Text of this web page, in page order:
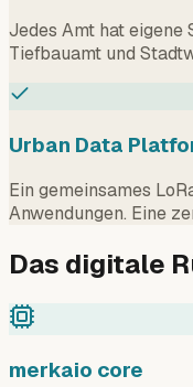
Jedes Amt hat eigene
Tiefbauamt und
Urban Data
Ein gemeinsames
Anwendungen. Eine
Das digitale
merkaio core